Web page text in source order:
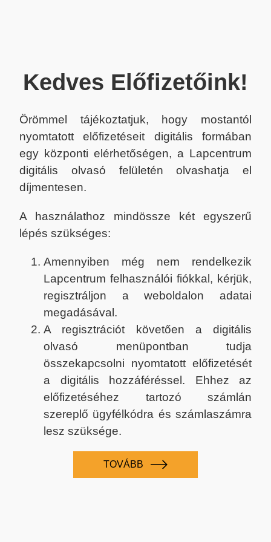
Kedves Előfizetőink!
Örömmel tájékoztatjuk, hogy mostantól
nyomtatott előfizetéseit digitális formában
egy központi elérhetőségen, a Lapcentrum
digitális olvasó felületén olvashatja el
díjmentesen.
A használathoz mindössze két egyszerű
lépés szükséges:
Amennyiben még nem rendelkezik
Lapcentrum felhasználói fiókkal, kérjük,
regisztráljon a weboldalon adatai
megadásával.
A regisztrációt követően a digitális
olvasó menüpontban tudja
összekapcsolni nyomtatott előfizetését
a digitális hozzáféréssel. Ehhez az
előfizetéséhez tartozó számlán
szereplő ügyfélkódra és számlaszámra
lesz szüksége.
TOVÁBB